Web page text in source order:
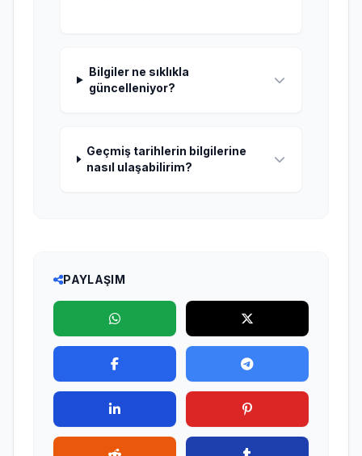
Bilgiler ne sıklıkla
güncelleniyor?
Geçmiş tarihlerin bilgilerine
nasıl ulaşabilirim?
PAYLAŞIM